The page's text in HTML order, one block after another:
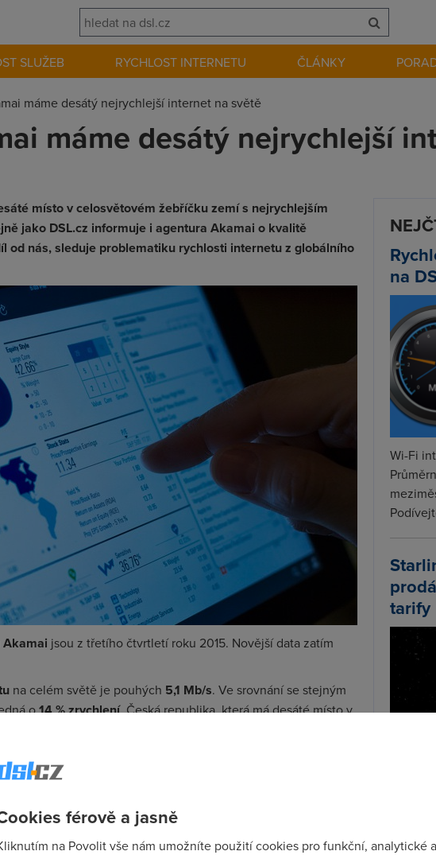
SLUŽEB RYCHLOST INTERNETU ČLÁNKY
máme desátý nejrychlejší internet na světě
máme desátý nejrychlejší
místo v celosvětovém žebříčku zemí s nejrychlejším
jako DSL.cz informuje i agentura Akamai o kvalitě
od nás, sleduje problematiku rychlosti internetu z globálního
Akamai jsou z třetího čtvrtletí roku 2015. Novější data zatím
na celém světě je pouhých 5,1 Mb/s. Ve srovnání se stejným
o14 % zrychlení. Česká republika, která má desáté místo v
internetu 14,5 Mb/s
má Jižní Korea s průměrem
pozice obsadily evropské státy v čele se Švédskem.
na
Wi-Fi
tarify
Times
férově a jasně
na Povolit vše nám umožníte použití cookies pro funkční, analytické a